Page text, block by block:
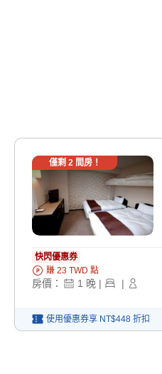
僅剩 2間房！
快閃優惠券
賺 23 TWD 點
房價： 1 晚 | |
使用優惠券享 NT$448 折扣